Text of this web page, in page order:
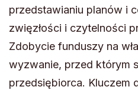
przedstawianiu planów i
zwięzłości i czytelności
Zdobycie funduszy na
wyzwanie, przed którym
przedsiębiorca. Kluczem